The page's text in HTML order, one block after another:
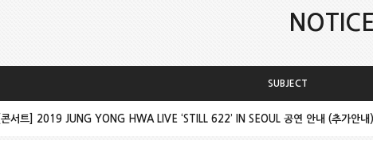
NOTICE
SUBJECT
[콘서트] 2019 JUNG YONG HWA LIVE ‘STILL 622’ IN SEOUL 공연 안내 (추가안내)